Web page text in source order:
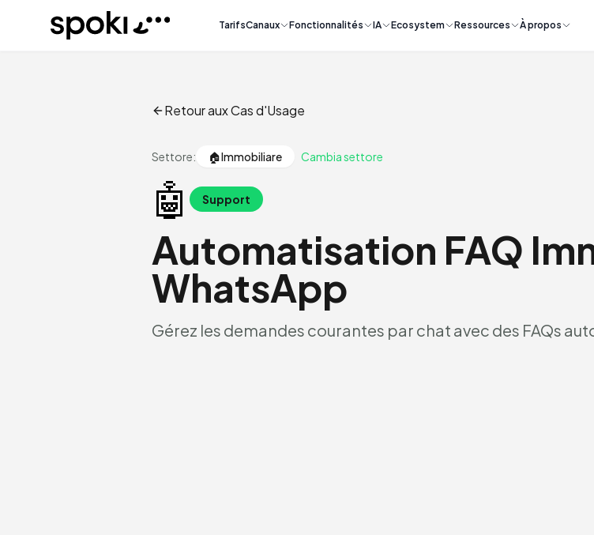
Spoki TarifsCanaux Fonctionnalités IA Ecosystem Ressources À propos
Retour aux Cas d'Usage
Settore: 🏠Immobiliare Cambia settore
🤖 Support
Automatisation FAQ
WhatsApp
Gérez les demandes courantes par chat avec des FAQs